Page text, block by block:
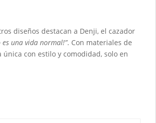
diseños destacan a Denji, el cazador
es una vida normal!”. Con materiales de
con estilo y comodidad, solo en